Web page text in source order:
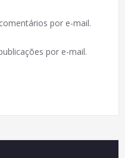
por e-mail.
por e-mail.